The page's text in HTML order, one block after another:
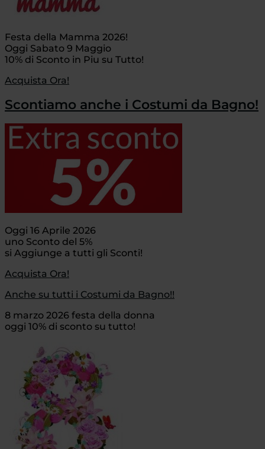
Festa della Mamma 2026!
Oggi Sabato 9 Maggio
10% di Sconto in Piu su Tutto!
Acquista Ora!
Scontiamo anche i Costumi da Bagno!
Oggi 16 Aprile 2026
uno Sconto del 5%
si Aggiunge a tutti gli Sconti!
Acquista Ora!
Anche su tutti i Costumi da Bagno!!
8 marzo 2026 festa della donna
oggi 10% di sconto su tutto!